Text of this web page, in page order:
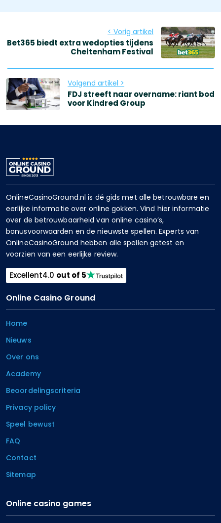
< Vorig artikel
Bet365 biedt extra wedopties tijdens
Cheltenham Festival
Volgend artikel >
FDJ streeft naar overname: riant bod
voor Kindred Group
OnlineCasinoGround.nl is dé gids met alle betrouwbare en
eerlijke informatie over online gokken. Vind hier informatie
over de betrouwbaarheid van online casino’s,
bonusvoorwaarden en de nieuwste spellen. Experts van
OnlineCasinoGround hebben alle spellen getest en
voorzien van een eerlijke review.
Excellent4.0 out of 5
Online Casino Ground
Home
Nieuws
Over ons
Academy
Beoordelingscriteria
Privacy policy
Speel bewust
FAQ
Contact
Sitemap
Online casino games